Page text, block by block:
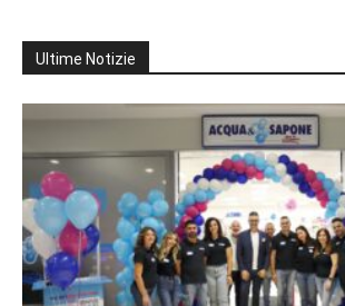
Ultime Notizie